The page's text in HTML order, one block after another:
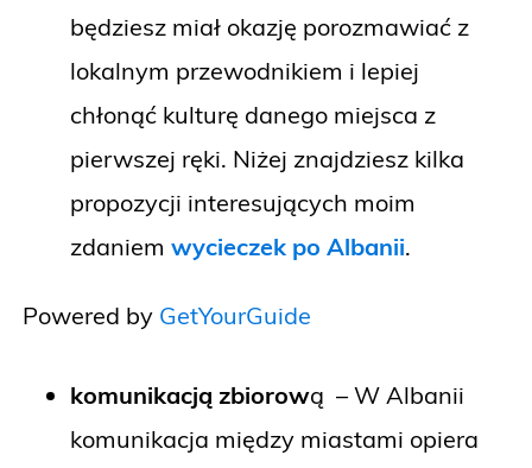
będziesz miał okazję porozmawiać z
lokalnym przewodnikiem i lepiej
chłonąć kulturę danego miejsca z
pierwszej ręki. Niżej znajdziesz kilka
propozycji interesujących moim
zdaniem wycieczek po Albanii.
Powered by GetYourGuide
komunikacją zbiorową – W Albanii
komunikacja między miastami opiera